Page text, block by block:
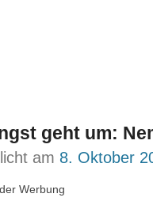
geht um:
am 8. Oktober
Werbung